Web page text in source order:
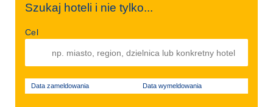
Szukaj hoteli i nie tylko...
Cel
Data zameldowania Data wymeldowania